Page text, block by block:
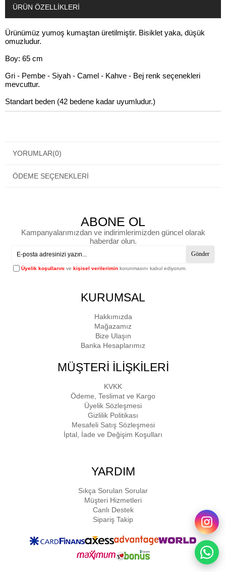
ÜRÜN ÖZELLIKLERI
Ürünümüz yumoş kumaştan üretilmiştir. Bisiklet yaka, düşük
omuzludur.
Boy: 65 cm
Gri - Pembe - Siyah - Camel - Kahve - Bej renk seçenekleri
mevcuttur.
Standart beden (42 bedene kadar uyumludur.)
YORUMLAR(0)
ÖDEME SEÇENEKLERI
ABONE OL
Kampanyalarımızdan ve indirimlerimizden güncel olarak
haberdar olun.
Gönder
Üyelik koşullarını vekişisel verilerimin korunmasını kabul ediyorum.
KURUMSAL
Hakkımızda
Mağazamız
Bize Ulaşın
Banka Hesaplarımız
MÜŞTERİ İLİŞKİLERİ
KVKK
Ödeme, Teslimat ve Kargo
Üyelik Sözleşmesi
Gizlilik Politikası
Mesafeli Satış Sözleşmesi
İptal, İade ve Değişim Koşulları
YARDIM
Sıkça Sorulan Sorular
Müşteri Hizmetleri
Canlı Destek
Sipariş Takip